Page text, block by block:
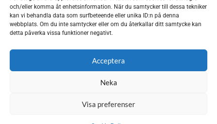
och/eller komma åt enhetsinformation. När du samtycker till dessa tekniker
kan vi behandla data som surfbeteende eller unika ID:n på denna
webbplats. Om du inte samtycker eller om du återkallar ditt samtycke kan
detta påverka vissa funktioner negativt.
Acceptera
Neka
Visa preferenser